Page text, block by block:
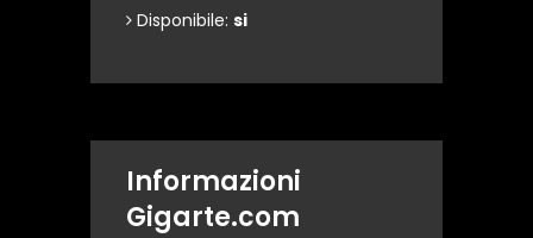
Disponibile: si
Informazioni
Gigarte.com